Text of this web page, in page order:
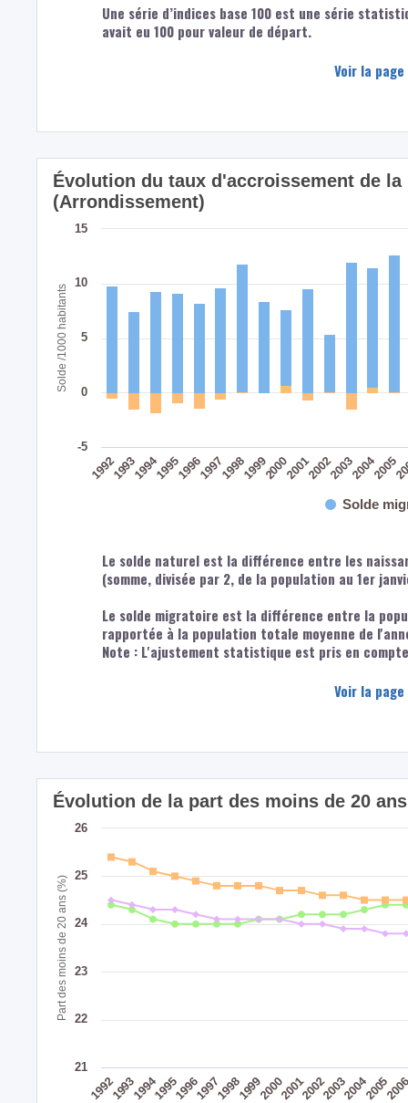
Une série d’indices base 100 est une série
avait eu 100 pour valeur de départ.
Voir la
Solde /1000 habitants
Évolution du taux d'accroissement de
(Arrondissement)
19921993199419951996199719981999200020012002200320042005
-5
0
5
10
15
Solde
Le solde naturel est la différence entre les
(somme, divisée par 2, de la population au 1er
Le solde migratoire est la différence entre la
rapportée à la population totale moyenne de
Note : L'ajustement statistique est pris en
Voir la
Part des moins de 20 ans (%)
Évolution de la part des moins de 20
19921993199419951996199719981999200020012002200320042005
21
22
23
24
25
26